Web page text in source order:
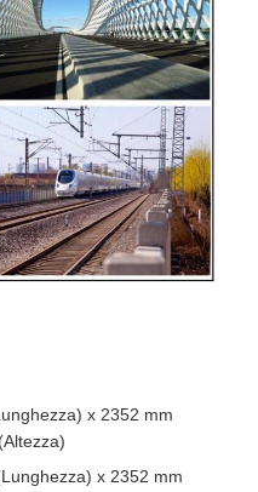
x 2352 mm
x 2352 mm